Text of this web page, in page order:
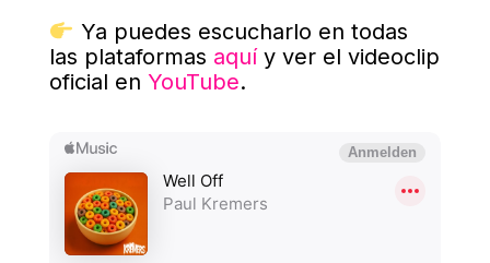
Ya puedes escucharlo en todas
las plataformas aquíy ver el videoclip
oficial en YouTube.